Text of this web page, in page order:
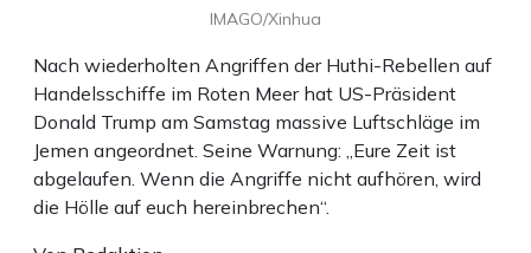
Nach wiederholten Angriffen der Huthi-Rebellen auf
Handelsschiffe im Roten Meer hat US-Präsident
Donald Trump am Samstag massive Luftschläge im
Jemen angeordnet. Seine Warnung: „Eure Zeit ist
abgelaufen. Wenn die Angriffe nicht aufhören, wird
die Hölle auf euch hereinbrechen“.
IMAGO/Xinhua